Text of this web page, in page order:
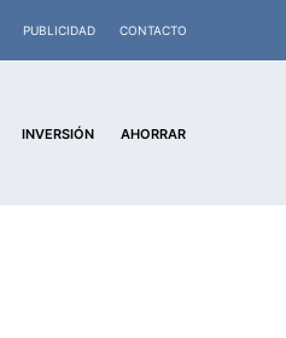
PUBLICIDAD CONTACTO
INVERSIÓN AHORRAR